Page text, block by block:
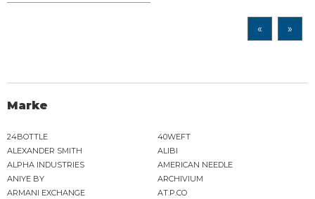
« »
Marke
24BOTTLE
40WEFT
ALEXANDER SMITH
ALIBI
ALPHA INDUSTRIES
AMERICAN NEEDLE
ANIYE BY
ARCHIVIUM
ARMANI EXCHANGE
AT.P.CO